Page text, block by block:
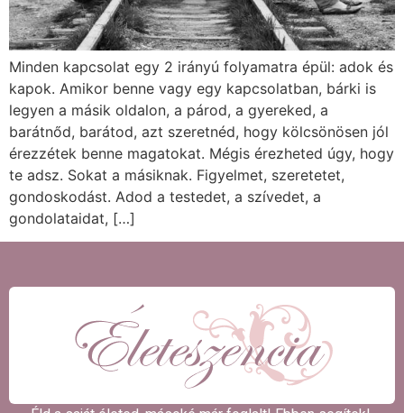
Minden kapcsolat egy 2 irányú folyamatra épül: adok és
kapok. Amikor benne vagy egy kapcsolatban, bárki is
legyen a másik oldalon, a párod, a gyereked, a
barátnőd, barátod, azt szeretnéd, hogy kölcsönösen jól
érezzétek benne magatokat. Mégis érezheted úgy, hogy
te adsz. Sokat a másiknak. Figyelmet, szeretetet,
gondoskodást. Adod a testedet, a szívedet, a
gondolataidat, […]